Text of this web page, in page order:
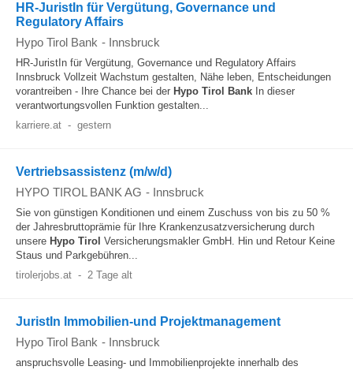
HR-JuristIn für Vergütung, Governance und
Regulatory Affairs
Hypo Tirol Bank - Innsbruck
HR-JuristIn für Vergütung, Governance und Regulatory Affairs
Innsbruck Vollzeit Wachstum gestalten, Nähe leben, Entscheidungen
vorantreiben - Ihre Chance bei der Hypo Tirol Bank In dieser
verantwortungsvollen Funktion gestalten...
karriere.at - gestern
Vertriebsassistenz (m/w/d)
HYPO TIROL BANK AG - Innsbruck
Sie von günstigen Konditionen und einem Zuschuss von bis zu 50 %
der Jahresbruttoprämie für Ihre Krankenzusatzversicherung durch
unsere Hypo Tirol Versicherungsmakler GmbH. Hin und Retour Keine
Staus und Parkgebühren...
tirolerjobs.at - 2 Tage alt
JuristIn Immobilien-und Projektmanagement
Hypo Tirol Bank - Innsbruck
anspruchsvolle Leasing- und Immobilienprojekte innerhalb des